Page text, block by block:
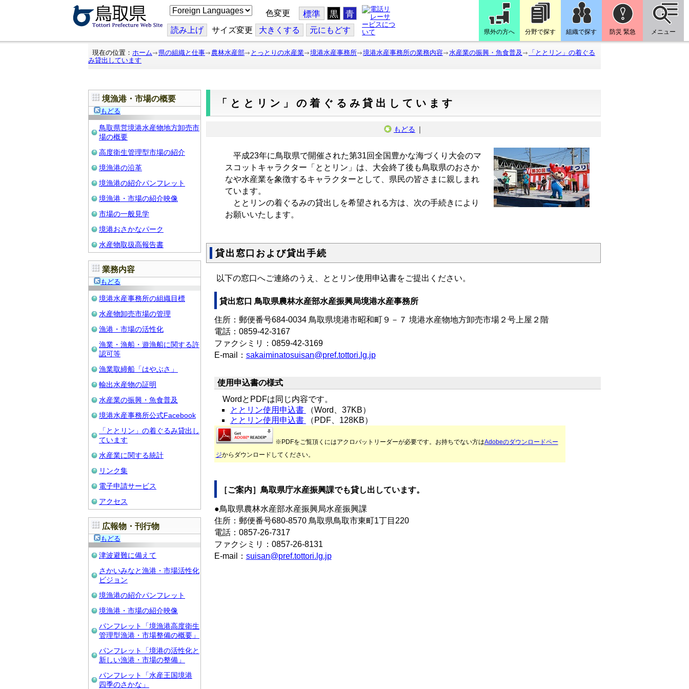
こ
の
ジ
を
翻
色変更 標準 黒 青
読み上げ サイズ変更 大きくする 元にもどす 県外の方へ 分野で探す 組織で探す 防災 緊急 メニュー
現在の位置： ホーム 県の組織と仕事 農林水産部 とっとりの水産業 境港水産事務所 境港水産事務所の業務内容 水産業の振興・魚食普及
「ととリン」の着ぐる
み貸出しています
境漁港・市場の概要
もどる
鳥取県営境港水産物地方卸売市
場の概要
高度衛生管理型市場の紹介
境漁港の沿革
境漁港の紹介パンフレット
境漁港・市場の紹介映像
市場の一般見学
境港おさかなパーク
水産物取扱高報告書
業務内容
もどる
境港水産事務所の組織目標
水産物卸売市場の管理
漁港・市場の活性化
漁業・漁船・遊漁船に関する許
認可等
漁業取締船「はやぶさ」
輸出水産物の証明
水産業の振興・魚食普及
境港水産事務所公式Facebook
「ととリン」の着ぐるみ貸出し
ています
水産業に関する統計
リンク集
電子申請サービス
アクセス
広報物・刊行物
もどる
津波避難に備えて
さかいみなと漁港・市場活性化
ビジョン
境漁港の紹介パンフレット
境漁港・市場の紹介映像
パンフレット「境漁港高度衛生
管理型漁港・市場整備の概要」
パンフレット「境港の活性化と
新しい漁港・市場の整備」
パンフレット「水産王国境港
四季のさかな」
「ととリン」の着ぐるみ貸出しています
もどる ｜
平成23年に鳥取県で開催された第31回全国豊かな海づくり大会のマ
スコットキャラクター「ととリン」は、大会終了後も鳥取県のおさか
なや水産業を象徴するキャラクターとして、県民の皆さまに親しまれ
ています。
ととリンの着ぐるみの貸出しを希望される方は、次の手続きにより
お願いいたします。
貸出窓口および貸出手続
以下の窓口へご連絡のうえ、ととリン使用申込書をご提出ください。
貸出窓口 鳥取県農林水産部水産振興局境港水産事務所
住所：郵便番号684-0034 鳥取県境港市昭和町９－７ 境港水産物地方卸売市場２号上屋２階
電話：0859-42-3167
ファクシミリ：0859-42-3169
E-mail： sakaiminatosuisan@pref.tottori.lg.jp
使用申込書の様式
WordとPDFは同じ内容です。
ととリン使用申込書
（Word、37KB）
ととリン使用申込書
（PDF、128KB）
※PDFをご覧頂くにはアクロバットリーダーが必要です。お持ちでない方はAdobeのダウンロードペー
ジからダウンロードしてください。
［ご案内］鳥取県庁水産振興課でも貸し出しています。
●鳥取県農林水産部水産振興局水産振興課
住所：郵便番号680-8570 鳥取県鳥取市東町1丁目220
電話：0857-26-7317
ファクシミリ：0857-26-8131
E-mail： suisan@pref.tottori.lg.jp